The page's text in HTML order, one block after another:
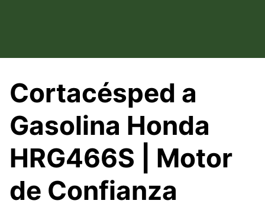
Cortacésped a
Gasolina Honda
HRG466S | Motor
de Confianza